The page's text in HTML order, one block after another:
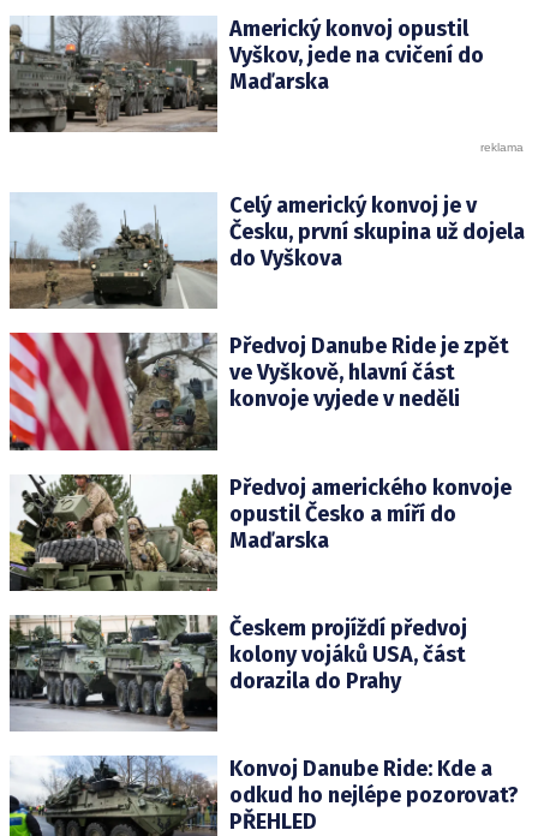
Americký konvoj opustil
Vyškov, jede na cvičení do
Maďarska
Celý americký konvoj je v
Česku, první skupina už dojela
do Vyškova
Předvoj Danube Ride je zpět
ve Vyškově, hlavní část
konvoje vyjede v neděli
Předvoj amerického konvoje
opustil Česko a míří do
Maďarska
Českem projíždí předvoj
kolony vojáků USA, část
dorazila do Prahy
Konvoj Danube Ride: Kde a
odkud ho nejlépe pozorovat?
PŘEHLED